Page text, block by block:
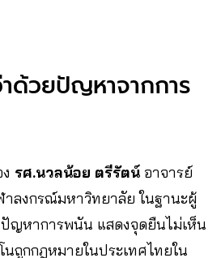
ด้วยปัญหาจากการ
รศ.นวลน้อย ตรีรัตน์ อาจารย์
ลงกรณ์มหาวิทยาลัย ในฐานะผู้
ญหาการพนัน แสดงจุดยืนไม่เห็น
นถูกกฎหมายในประเทศไทยใน